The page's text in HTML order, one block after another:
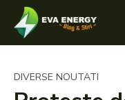
DIVERSE NOUTATI